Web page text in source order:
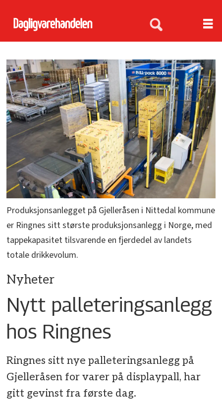
Produksjonsanlegget på Gjelleråsen i Nittedal kommune
er Ringnes sitt største produksjonsanlegg i Norge, med
tappekapasitet tilsvarende en fjerdedel av landets
totale drikkevolum.
Nyheter
Nytt palleteringsanlegg
hos Ringnes
Ringnes sitt nye palleteringsanlegg på
Gjelleråsen for varer på displaypall, har
gitt gevinst fra første dag.